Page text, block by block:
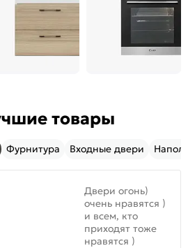
товары
Фурнитура Входные двери
Двери огонь)
очень нравятся )
и всем, кто
приходят тоже
нравятся )